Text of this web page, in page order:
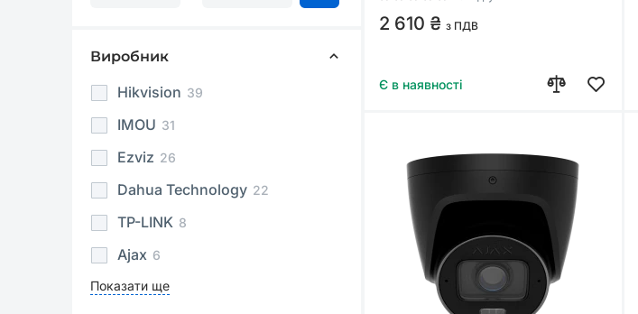
Виробник
Hikvision 39
IMOU 31
Ezviz 26
Dahua Technology 22
TP-LINK 8
Ajax 6
Показати ще
2 610 ₴ з ПДВ
Є в наявності